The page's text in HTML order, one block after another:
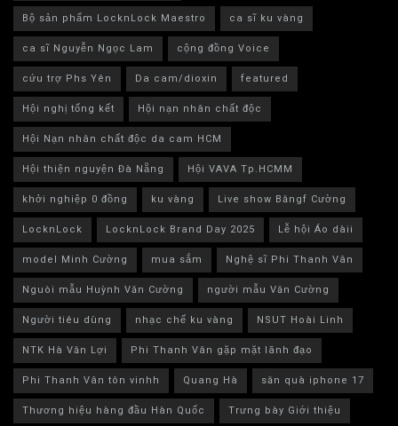
Bộ sản phẩm LocknLock Maestro
ca sĩ ku vàng
ca sĩ Nguyễn Ngọc Lam
cộng đồng Voice
cứu trợ Phs Yên
Da cam/dioxin
featured
Hội nghị tổng kết
Hội nạn nhân chất độc
Hội Nạn nhân chất độc da cam HCM
Hội thiện nguyện Đà Nẵng
Hội VAVA Tp.HCMM
khởi nghiệp 0 đồng
ku vàng
Live show Băngf Cường
LocknLock
LocknLock Brand Day 2025
Lễ hội Áo dàii
model Minh Cường
mua sắm
Nghệ sĩ Phi Thanh Vân
Nguòi mẫu Huỳnh Văn Cường
người mẫu Văn Cường
Người tiêu dùng
nhạc chế ku vàng
NSUT Hoài Linh
NTK Hà Văn Lợi
Phi Thanh Vân gặp mặt lãnh đạo
Phi Thanh Vân tôn vinhh
Quang Hà
săn quà iphone 17
Thương hiệu hàng đầu Hàn Quốc
Trưng bày Giới thiệu